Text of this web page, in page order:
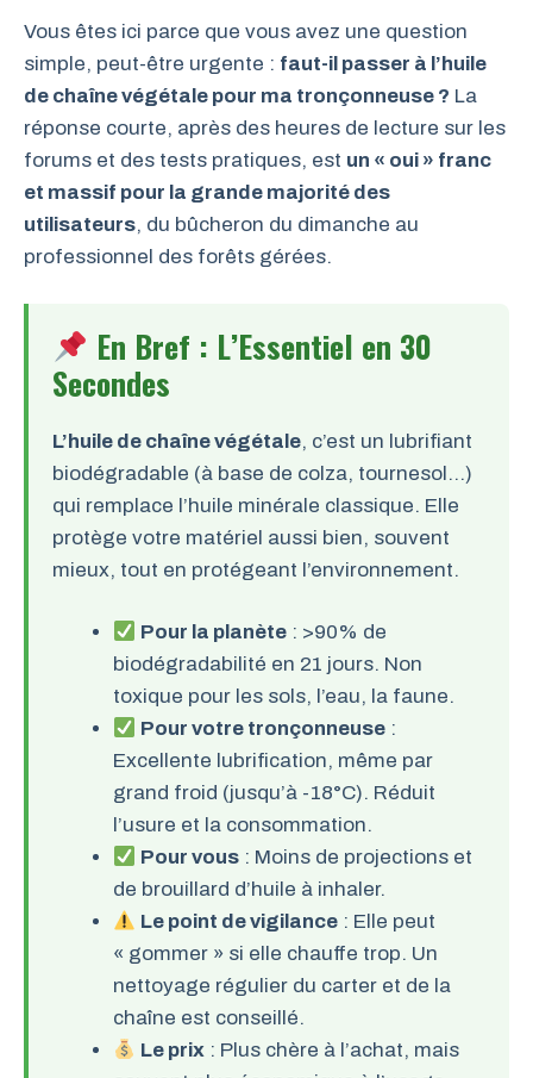
Vous êtes ici parce que vous avez une question
simple, peut-être urgente : faut-il passer à l’huile
de chaîne végétale pour ma tronçonneuse ? La
réponse courte, après des heures de lecture sur les
forums et des tests pratiques, est un « oui » franc
et massif pour la grande majorité des
utilisateurs, du bûcheron du dimanche au
professionnel des forêts gérées.
En Bref : L’Essentiel en 30
Secondes
L’huile de chaîne végétale, c’est un lubrifiant
biodégradable (à base de colza, tournesol…)
qui remplace l’huile minérale classique. Elle
protège votre matériel aussi bien, souvent
mieux, tout en protégeant l’environnement.
Pour la planète : >90% de
biodégradabilité en 21 jours. Non
toxique pour les sols, l’eau, la faune.
Pour votre tronçonneuse :
Excellente lubrification, même par
grand froid (jusqu’à -18°C). Réduit
l’usure et la consommation.
Pour vous : Moins de projections et
de brouillard d’huile à inhaler.
Le point de vigilance : Elle peut
« gommer » si elle chauffe trop. Un
nettoyage régulier du carter et de la
chaîne est conseillé.
Le prix : Plus chère à l’achat, mais